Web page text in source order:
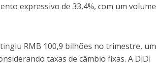
expressivo de 33,4%, com um volume
RMB 100,9 bilhões no trimestre, um
taxas de câmbio fixas. A DiDi